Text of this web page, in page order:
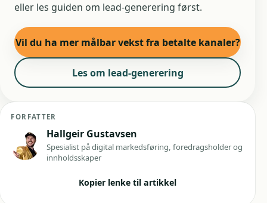
eller les guiden om lead-generering først.
Vil du ha mer målbar vekst fra betalte kanaler?
Les om lead-generering
FORFATTER
Hallgeir Gustavsen
Spesialist på digital markedsføring, foredragsholder og
innholdsskaper
Kopier lenke til artikkel